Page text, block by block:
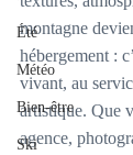
Été
Météo
Bien-être
Ski
montagne
hébergement :
vivant, au
artistique. Que
agence,